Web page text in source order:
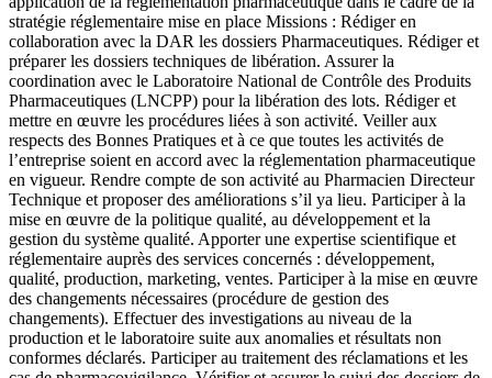
stratégie réglementaire mise en place Missions : Rédiger en
collaboration avec la DAR les dossiers Pharmaceutiques. Rédiger et
préparer les dossiers techniques de libération. Assurer la
coordination avec le Laboratoire National de Contrôle des Produits
Pharmaceutiques (LNCPP) pour la libération des lots. Rédiger et
mettre en œuvre les procédures liées à son activité. Veiller aux
respects des Bonnes Pratiques et à ce que toutes les activités de
l’entreprise soient en accord avec la réglementation pharmaceutique
en vigueur. Rendre compte de son activité au Pharmacien Directeur
Technique et proposer des améliorations s’il ya lieu. Participer à la
mise en œuvre de la politique qualité, au développement et la
gestion du système qualité. Apporter une expertise scientifique et
réglementaire auprès des services concernés : développement,
qualité, production, marketing, ventes. Participer à la mise en œuvre
des changements nécessaires (procédure de gestion des
changements). Effectuer des investigations au niveau de la
production et le laboratoire suite aux anomalies et résultats non
conformes déclarés. Participer au traitement des réclamations et les